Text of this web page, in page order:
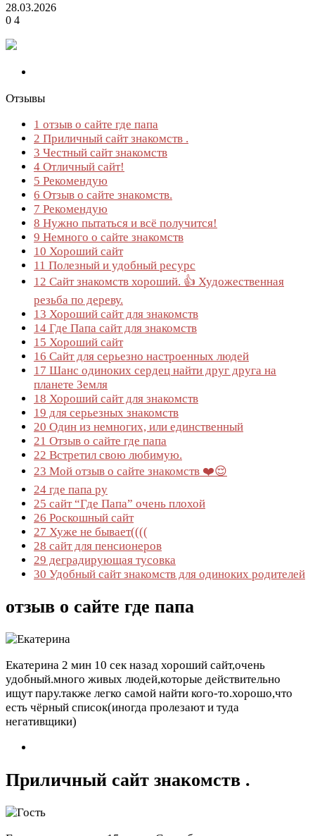
28.03.2026
0 4
Отзывы
1 отзыв о сайте где папа
2 Приличный сайт знакомств .
3 Честный сайт знакомств
4 Отличный сайт!
5 Рекомендую
6 Отзыв о сайте знакомств.
7 Рекомендую
8 Нужно пытаться и всё получится!
9 Немного о сайте знакомств
10 Хороший сайт
11 Полезный и удобный ресурс
12 Сайт знакомств хороший. 👍 Художественная
резьба по дереву.
13 Хороший сайт для знакомств
14 Где Папа сайт для знакомств
15 Хороший сайт
16 Сайт для серьезно настроенных людей
17 Шанс одиноких сердец найти друг друга на
планете Земля
18 Хороший сайт для знакомств
19 для серьезных знакомств
20 Один из немногих, или единственный
21 Отзыв о сайте где папа
22 Встретил свою любимую.
23 Мой отзыв о сайте знакомств ❤️😌
24 где папа ру
25 сайт “Где Папа” очень плохой
26 Роскошный сайт
27 Хуже не бывает((((
28 сайт для пенсионеров
29 деградирующая тусовка
30 Удобный сайт знакомств для одиноких родителей
отзыв о сайте где папа
Екатерина 2 мин 10 сек назад хороший сайт,очень
удобный.много живых людей,которые действительно
ищут пару.также легко самой найти кого-то.хорошо,что
есть чёрный список(иногда пролезают и туда
негативщики)
Приличный сайт знакомств .